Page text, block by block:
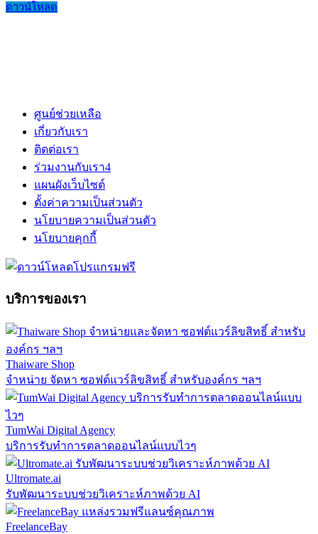
ดาวน์โหลด
ศูนย์ช่วยเหลือ
เกี่ยวกับเรา
ติดต่อเรา
ร่วมงานกับเรา4
แผนผังเว็บไซต์
ตั้งค่าความเป็นส่วนตัว
นโยบายความเป็นส่วนตัว
นโยบายคุกกี้
บริการของเรา
Thaiware Shop
จำหน่าย จัดหา ซอฟต์แวร์ลิขสิทธิ์ สำหรับองค์กร ฯลฯ
TumWai Digital Agency
บริการรับทำการตลาดออนไลน์แบบไวๆ
Ultromate.ai
รับพัฒนาระบบช่วยวิเคราะห์ภาพด้วย AI
FreelanceBay